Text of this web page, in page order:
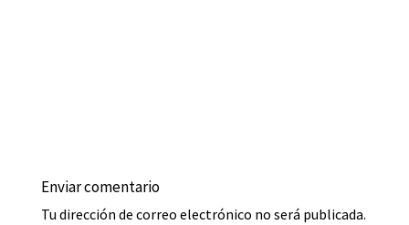
Enviar comentario
Tu dirección de correo electrónico no será publicada.